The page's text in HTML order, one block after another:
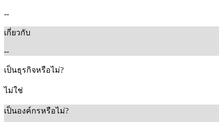
--
เกี่ยวกับ
--
เป็นธุรกิจหรือไม่?
ไม่ใช่
เป็นองค์กรหรือไม่?